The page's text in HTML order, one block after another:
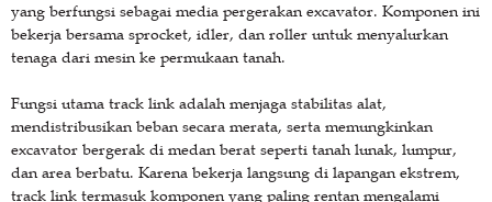
yang berfungsi sebagai media pergerakan excavator. Komponen ini
bekerja bersama sprocket, idler, dan roller untuk menyalurkan
tenaga dari mesin ke permukaan tanah.
Fungsi utama track link adalah menjaga stabilitas alat,
mendistribusikan beban secara merata, serta memungkinkan
excavator bergerak di medan berat seperti tanah lunak, lumpur,
dan area berbatu. Karena bekerja langsung di lapangan ekstrem,
track link termasuk komponen yang paling rentan mengalami